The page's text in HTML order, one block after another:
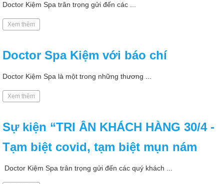
Doctor Kiệm Spa trân trọng gửi đến các ...
Xem thêm
Doctor Spa Kiệm với báo chí
Doctor Kiệm Spa là một trong những thương ...
Xem thêm
Sự kiện “TRI ÂN KHÁCH HÀNG 30/4 -
Tạm biệt covid, tạm biệt mụn nám
Doctor Kiệm Spa trân trọng gửi đến các quý khách ...